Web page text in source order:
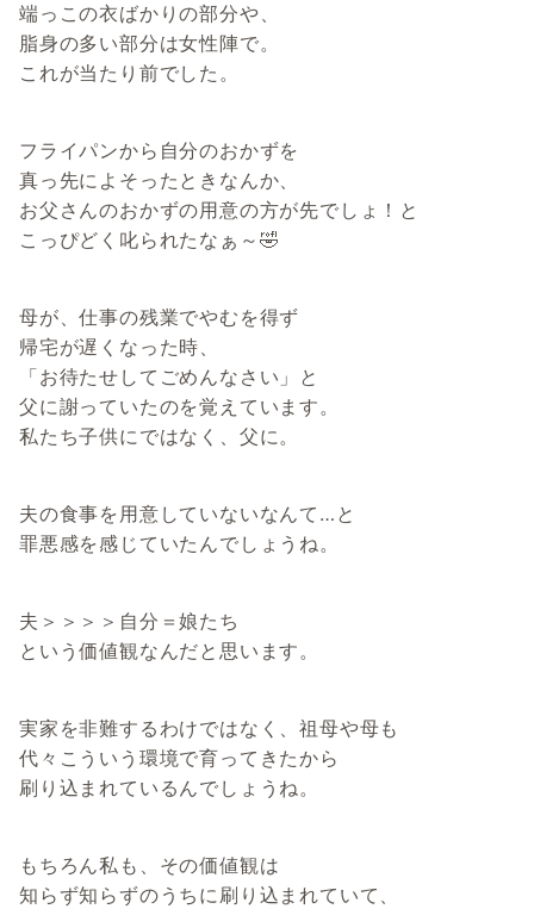
端っこの衣ばかりの部分や、
脂身の多い部分は女性陣で。
これが当たり前でした。
フライパンから自分のおかずを
真っ先によそったときなんか、
お父さんのおかずの用意の方が先でしょ！と
こっぴどく叱られたなぁ～🤣
母が、仕事の残業でやむを得ず
帰宅が遅くなった時、
「お待たせしてごめんなさい」と
父に謝っていたのを覚えています。
私たち子供にではなく、父に。
夫の食事を用意していないなんて…と
罪悪感を感じていたんでしょうね。
夫＞＞＞＞自分＝娘たち
という価値観なんだと思います。
実家を非難するわけではなく、祖母や母も
代々こういう環境で育ってきたから
刷り込まれているんでしょうね。
もちろん私も、その価値観は
知らず知らずのうちに刷り込まれていて、